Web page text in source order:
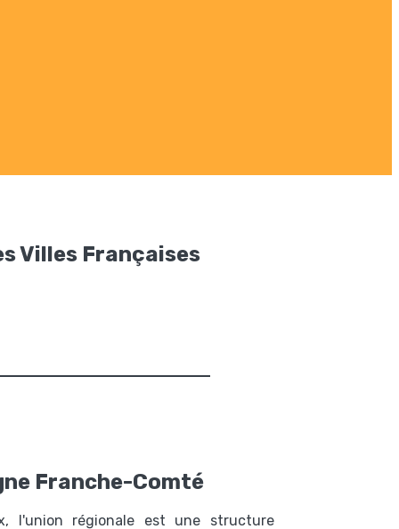
Villes Françaises
Franche-Comté
l'union régionale est une structure